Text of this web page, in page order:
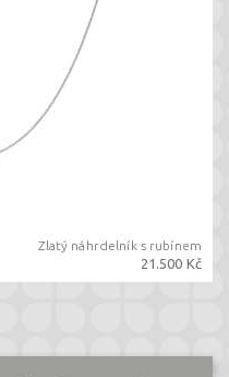
Zlatý náhrdelník s rubínem
21.500 Kč